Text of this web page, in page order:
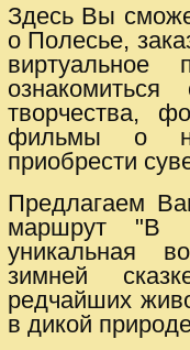
Здесь Вы
о Полесье,
виртуальное
творчества,
фильмы о
приобрести
Предлагаем
маршрут "В
уникальная
зимней
редчайших
в дикой